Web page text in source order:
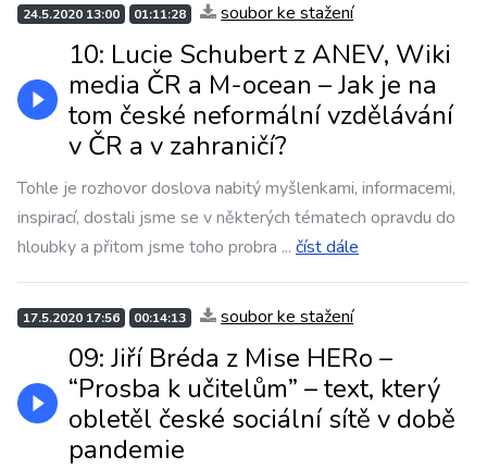
24.5.2020 13:00 01:11:28 soubor ke stažení
10: Lucie Schubert z ANEV, Wiki
media ČR a M-ocean – Jak je na
tom české neformální vzdělávání
v ČR a v zahraničí?
Tohle je rozhovor doslova nabitý myšlenkami, informacemi,
inspirací, dostali jsme se v některých tématech opravdu do
hloubky a přitom jsme toho probra ... číst dále
17.5.2020 17:56 00:14:13 soubor ke stažení
09: Jiří Bréda z Mise HERo –
“Prosba k učitelům” – text, který
obletěl české sociální sítě v době
pandemie